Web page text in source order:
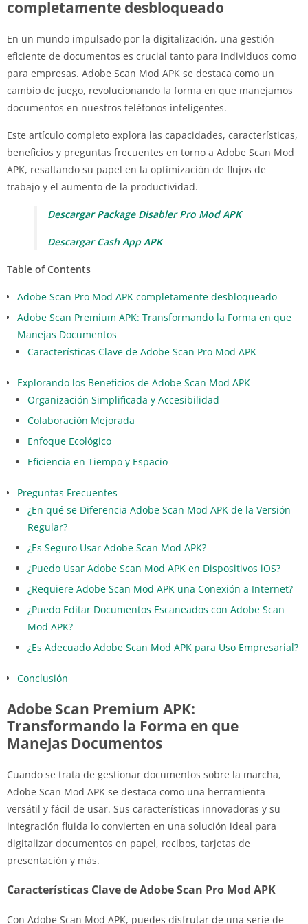
completamente desbloqueado
En un mundo impulsado por la digitalización, una gestión
eficiente de documentos es crucial tanto para individuos como
para empresas. Adobe Scan Mod APK se destaca como un
cambio de juego, revolucionando la forma en que manejamos
documentos en nuestros teléfonos inteligentes.
Este artículo completo explora las capacidades, características,
beneficios y preguntas frecuentes en torno a Adobe Scan Mod
APK, resaltando su papel en la optimización de flujos de
trabajo y el aumento de la productividad.
Descargar Package Disabler Pro Mod APK
Descargar Cash App APK
Table of Contents
Adobe Scan Pro Mod APK completamente desbloqueado
Adobe Scan Premium APK: Transformando la Forma en que
Manejas Documentos
Características Clave de Adobe Scan Pro Mod APK
Explorando los Beneficios de Adobe Scan Mod APK
Organización Simplificada y Accesibilidad
Colaboración Mejorada
Enfoque Ecológico
Eficiencia en Tiempo y Espacio
Preguntas Frecuentes
¿En qué se Diferencia Adobe Scan Mod APK de la Versión
Regular?
¿Es Seguro Usar Adobe Scan Mod APK?
¿Puedo Usar Adobe Scan Mod APK en Dispositivos iOS?
¿Requiere Adobe Scan Mod APK una Conexión a Internet?
¿Puedo Editar Documentos Escaneados con Adobe Scan
Mod APK?
¿Es Adecuado Adobe Scan Mod APK para Uso Empresarial?
Conclusión
Adobe Scan Premium APK:
Transformando la Forma en que
Manejas Documentos
Cuando se trata de gestionar documentos sobre la marcha,
Adobe Scan Mod APK se destaca como una herramienta
versátil y fácil de usar. Sus características innovadoras y su
integración fluida lo convierten en una solución ideal para
digitalizar documentos en papel, recibos, tarjetas de
presentación y más.
Características Clave de Adobe Scan Pro Mod APK
Con Adobe Scan Mod APK, puedes disfrutar de una serie de